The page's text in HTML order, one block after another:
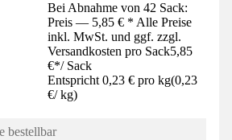
Bei Abnahme von 42 Sack:
Preis — 5,85 € * Alle Preise
inkl. MwSt. und ggf. zzgl.
Versandkosten pro Sack5,85
€*/ Sack
Entspricht 0,23 € pro kg(0,23
€/ kg)
bestellbar